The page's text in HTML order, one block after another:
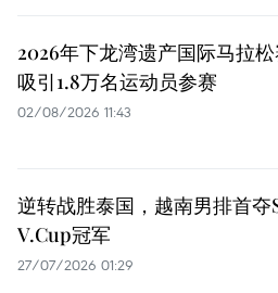
2026年下龙湾遗产国际马拉
吸引1.8万名运动员参赛
02/08/2026 11:43
逆转战胜泰国，越南男排首夺
V.Cup冠军
27/07/2026 01:29